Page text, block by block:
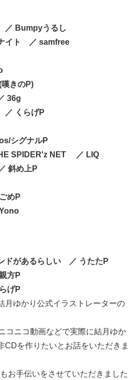
／ Bumpyうるし
イト
／ samfree
嘆きのP)
36g
／
くらげP
シグナルP
SPIDER'z NET
／ LIQ
／ 斜め上P
めP
ドがあるらしい ／ うたたP
方P
げP
月ゆかり公式イラストレーターの
コニコ動画などで実際に結月ゆか
CDを作りたいとお話をいただきま
お手伝いをさせていただきました